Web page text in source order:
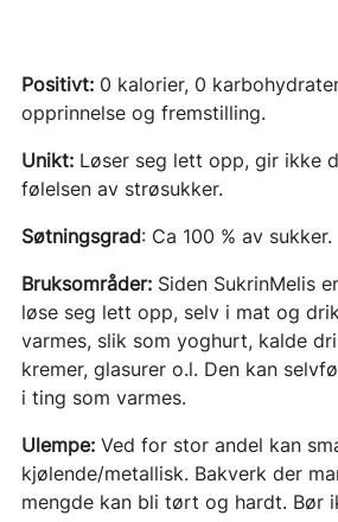
Positivt:0 kalorier, 0
opprinnelse og fremstilling.
Unikt:Løser seg lett opp, gir ikke
følelsen av strøsukker.
Søtningsgrad: Ca 100 % av sukker.
Bruksområder:Siden SukrinMelis
løse seg lett opp, selv i mat og
varmes, slik som yoghurt, kalde
kremer, glasurer o.l. Den kan
i ting som varmes.
Ulempe:Ved for stor andel kan
kjølende/metallisk. Bakverk der
mengde kan bli tørt og hardt. Bør